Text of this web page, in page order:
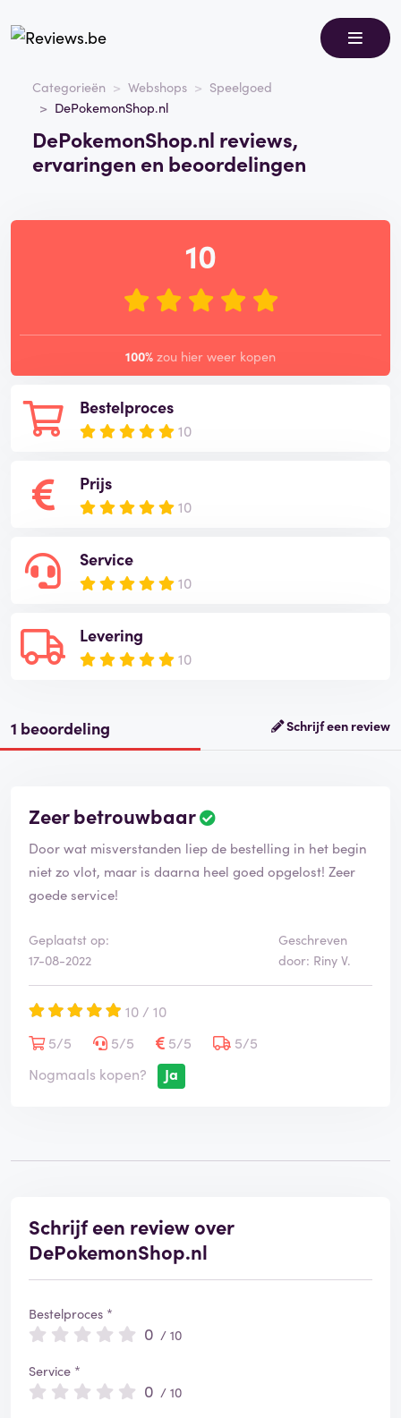
Categorieën Webshops
Speelgoed
DePokemonShop.nl
DePokemonShop.nl reviews,
ervaringen en beoordelingen
Bestelproces
10
Prijs
10
Service
10
Levering
10
10
100% zou hier weer kopen
1 beoordeling Schrijf een review
Zeer betrouwbaar
Door wat misverstanden liep de bestelling in het begin
niet zo vlot, maar is daarna heel goed opgelost! Zeer
goede service!
Geplaatst op:
17-08-2022
Geschreven
door: Riny V.
10 / 10
5/5
5/5 5/5
5/5
Nogmaals kopen?
Ja
Schrijf een review over
DePokemonShop.nl
Bestelproces *
0 / 10
Service *
0 / 10